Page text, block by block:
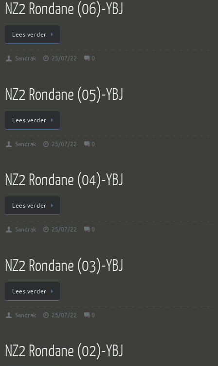
NZ2 Rondane (06)-YBJ
Lees verder
Sandrak 25/07/22 0
NZ2 Rondane (05)-YBJ
Lees verder
Sandrak 25/07/22 0
NZ2 Rondane (04)-YBJ
Lees verder
Sandrak 25/07/22 0
NZ2 Rondane (03)-YBJ
Lees verder
Sandrak 25/07/22 0
NZ2 Rondane (02)-YBJ